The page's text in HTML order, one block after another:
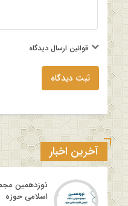
قوانین ارسال دیدگاه
ثبت دیدگاه
آخرین اخبار
نوزدهمین
اسلامی حوزه